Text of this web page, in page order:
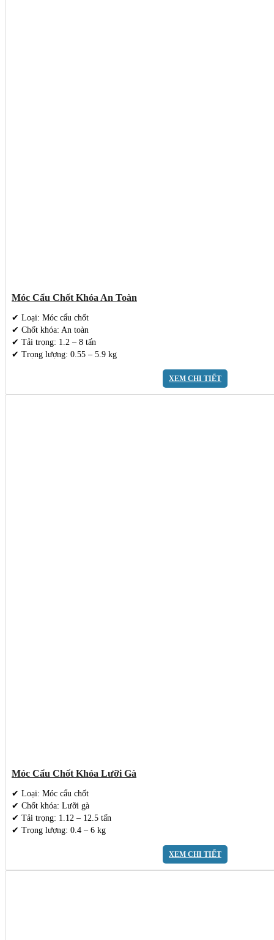
Móc Cẩu Chốt Khóa An Toàn
✔ Loại: Móc cẩu chốt
✔ Chốt khóa: An toàn
✔ Tải trọng: 1.2 – 8 tấn
✔ Trọng lượng: 0.55 – 5.9 kg
XEM CHI TIẾT
Móc Cẩu Chốt Khóa Lưỡi Gà
✔ Loại: Móc cẩu chốt
✔ Chốt khóa: Lưỡi gà
✔ Tải trọng: 1.12 – 12.5 tấn
✔ Trọng lượng: 0.4 – 6 kg
XEM CHI TIẾT